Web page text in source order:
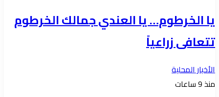
يا الخرطوم… يا العندي جمالك الخرطوم
تتعافى زراعياً
الأخبار المحلية
منذ 9 ساعات